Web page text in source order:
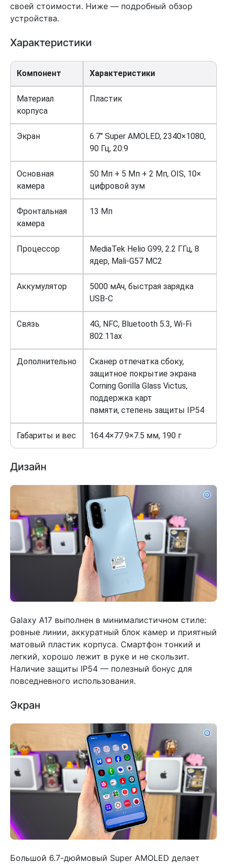
своей стоимости. Ниже — подробный обзор
устройства.
Характеристики
Компонент Характеристики
Материал
корпуса
Пластик
Экран
6.7″ Super AMOLED, 2340×1080,
90 Гц, 20:9
Основная
камера
50 Мп + 5 Мп + 2 Мп, OIS, 10×
цифровой зум
Фронтальная
камера
13 Мп
Процессор
MediaTek Helio G99, 2.2 ГГц, 8
ядер, Mali-G57 MC2
Аккумулятор
5000 мАч, быстрая зарядка
USB-C
Связь
4G, NFC, Bluetooth 5.3, Wi-Fi
802.11ax
Дополнительно
Сканер отпечатка сбоку,
защитное покрытие экрана
Corning Gorilla Glass Victus,
поддержка карт
памяти, степень защиты IP54
Габариты и вес 164.4×77.9×7.5 мм, 190 г
Дизайн
Galaxy A17 выполнен в минималистичном стиле:
ровные линии, аккуратный блок камер и приятный
матовый пластик корпуса. Смартфон тонкий и
легкий, хорошо лежит в руке и не скользит.
Наличие защиты IP54 — полезный бонус для
повседневного использования.
Экран
Большой 6.7-дюймовый Super AMOLED делает